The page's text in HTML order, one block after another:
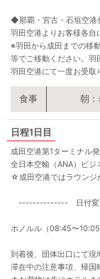
◆那覇・宮古・石垣空港
羽田空港よりお客様各自
※羽田から成田までの移
等でご移動ください。羽
羽田空港にて一度お受取
朝
1日目
成田空港第1ターミナル
全日本空輸（ANA）ビ
☆成田空港ではラウン
-------------- 日付変
ホノルル（08:45〜
到着後、団体出口にて現
滞在中の注意事項、帰国